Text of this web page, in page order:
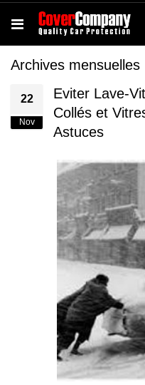
Archives
22
Nov
Eviter Lave-
Collés et
Astuces